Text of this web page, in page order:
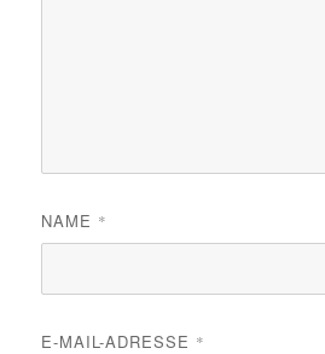
NAME *
E-MAIL-ADRESSE *